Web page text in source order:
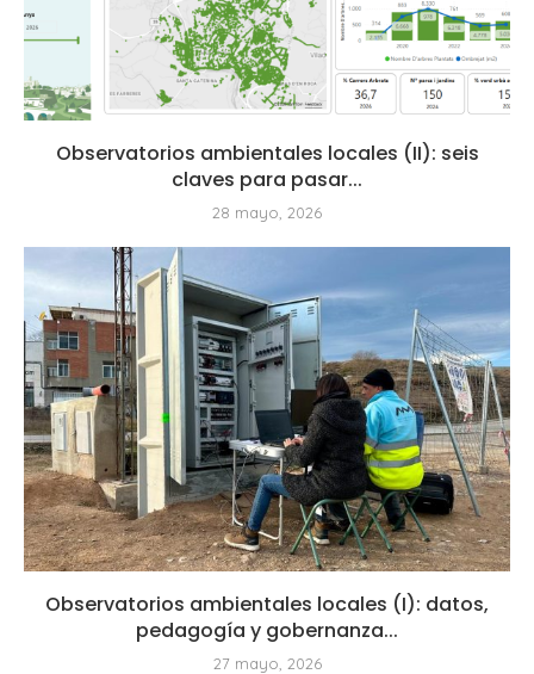
Observatorios ambientales locales (II): seis
claves para pasar...
28 mayo, 2026
Observatorios ambientales locales (I): datos,
pedagogía y gobernanza...
27 mayo, 2026